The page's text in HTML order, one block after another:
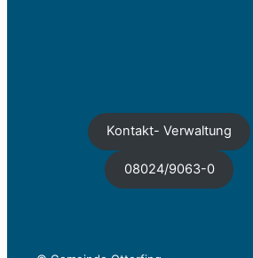
Kontakt- Verwaltung
08024/9063-0